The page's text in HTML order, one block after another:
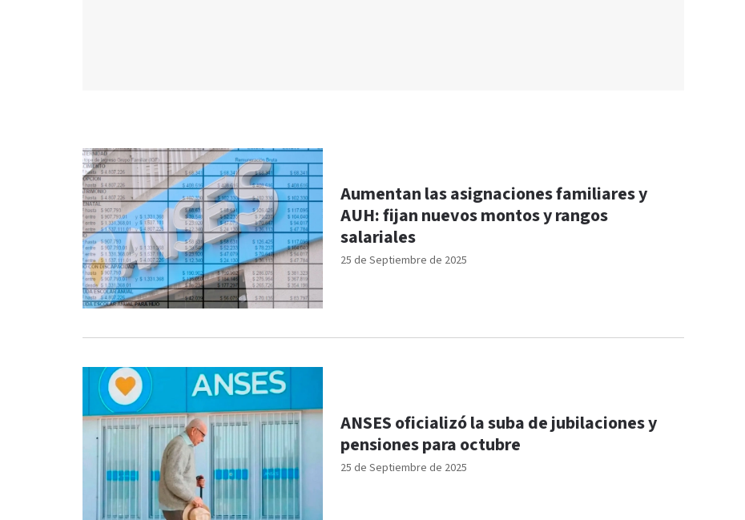
25 de Septiembre de 2025
Aumentan las asignaciones familiares y
AUH: fijan nuevos montos y rangos
salariales
25 de Septiembre de 2025
ANSES oficializó la suba de jubilaciones y
pensiones para octubre